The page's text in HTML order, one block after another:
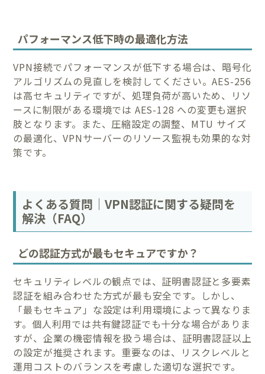
パフォーマンス低下時の最適化方法
VPN接続でパフォーマンスが低下する場合は、暗号化
アルゴリズムの見直しを検討してください。AES-256
は高セキュリティですが、処理負荷が高いため、リソ
ースに制限がある環境では AES-128 への変更も選択
肢となります。また、圧縮設定の調整、MTU サイズ
の最適化、VPNサーバーのリソース監視も効果的な対
策です。
よくある質問｜VPN認証に関する疑問を
解決（FAQ）
どの認証方式が最もセキュアですか？
セキュリティレベルの観点では、証明書認証と多要素
認証を組み合わせた方式が最も安全です。しかし、
「最もセキュア」な設定は利用環境によって異なりま
す。個人利用では共有鍵認証でも十分な場合がありま
すが、企業の機密情報を扱う場合は、証明書認証以上
の設定が推奨されます。重要なのは、リスクレベルと
運用コストのバランスを考慮した適切な選択です。